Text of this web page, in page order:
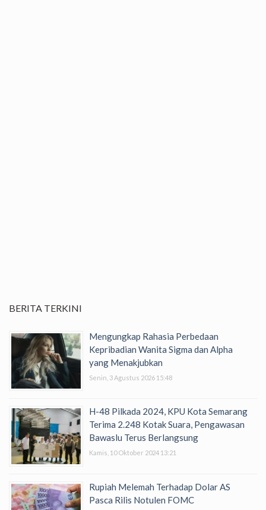
BERITA TERKINI
Mengungkap Rahasia Perbedaan
Kepribadian Wanita Sigma dan Alpha
yang Menakjubkan
Senin, 3 Agustus 2026 15:48
H-48 Pilkada 2024, KPU Kota Semarang
Terima 2.248 Kotak Suara, Pengawasan
Bawaslu Terus Berlangsung
Kamis, 10 Oktober 2024 13:21
Rupiah Melemah Terhadap Dolar AS
Pasca Rilis Notulen FOMC